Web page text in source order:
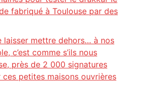
fabriqué à Toulouse par des
laisser mettre dehors… à nos
c’est comme s’ils nous
près de 2 000 signatures
ces petites maisons ouvrières